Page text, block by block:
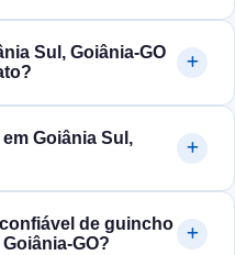
Sul, Goiânia‑GO
Goiânia Sul,
de guincho